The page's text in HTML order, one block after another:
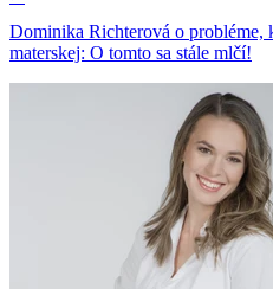
Dominika Richterová o probléme,
materskej: O tomto sa stále mlčí!